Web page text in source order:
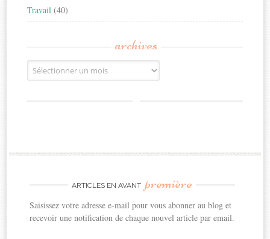
Travail (40)
archives
Archives
ARTICLES EN AVANT première
Saisissez votre adresse e-mail pour vous abonner au blog et
recevoir une notification de chaque nouvel article par email.